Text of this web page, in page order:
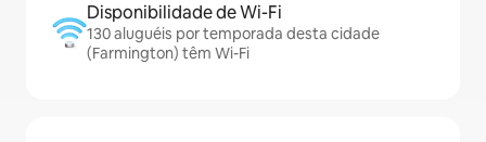
Disponibilidade de Wi-Fi
130 aluguéis por temporada desta cidade
(Farmington) têm Wi-Fi